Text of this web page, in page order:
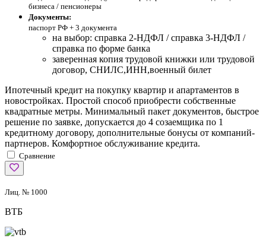
бизнеса / пенсионеры
Документы:
паспорт РФ + 3 документа
на выбор: справка 2-НДФЛ / справка 3-НДФЛ /
справка по форме банка
заверенная копия трудовой книжки или трудовой
договор, СНИЛС,ИНН,военный билет
Ипотечный кредит на покупку квартир и апартаментов в
новостройках. Простой способ приобрести собственные
квадратные метры. Минимальный пакет документов, быстрое
решение по заявке, допускается до 4 созаемщика по 1
кредитному договору, дополнительные бонусы от компаний-
партнеров. Комфортное обслуживание кредита.
Сравнение
Лиц. № 1000
ВТБ